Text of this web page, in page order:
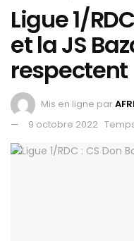
Ligue 1/
et la JS
respectent
Mis en ligne par
9 octobre 2022